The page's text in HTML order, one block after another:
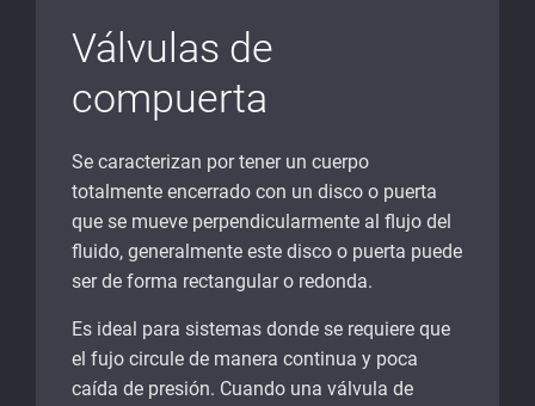
Válvulas de
compuerta
Se caracterizan por tener un cuerpo
totalmente encerrado con un disco o puerta
que se mueve perpendicularmente al flujo del
fluido, generalmente este disco o puerta puede
ser de forma rectangular o redonda.
Es ideal para sistemas donde se requiere que
el fujo circule de manera continua y poca
caída de presión. Cuando una válvula de